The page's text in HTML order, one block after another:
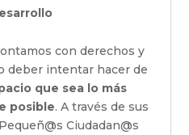
con derechos y
deber intentar hacer de
que sea lo más
posible. A través de sus
Ciudadan@s